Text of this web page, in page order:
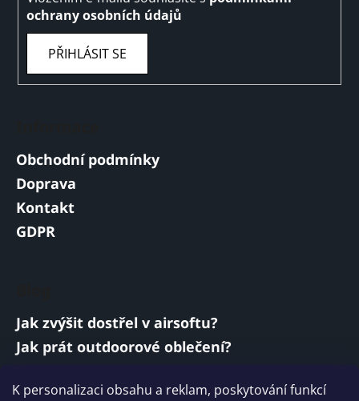
K personalizaci obsahu a reklam, poskytování funkcí
ochrany osobních údajů
PŘIHLÁSIT SE
Obchodní podmínky
Doprava
Kontakt
GDPR
Jak zvýšit dostřel v airsoftu?
Jak prát outdoorové oblečení?
Vojenská a armádní sluchátka: co musí